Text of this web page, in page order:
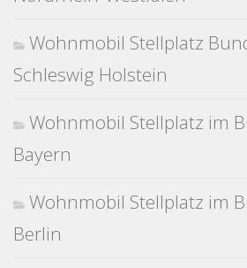
Wohnmobil Stellplatz
Schleswig Holstein
Wohnmobil Stellplatz im
Bayern
Wohnmobil Stellplatz im
Berlin